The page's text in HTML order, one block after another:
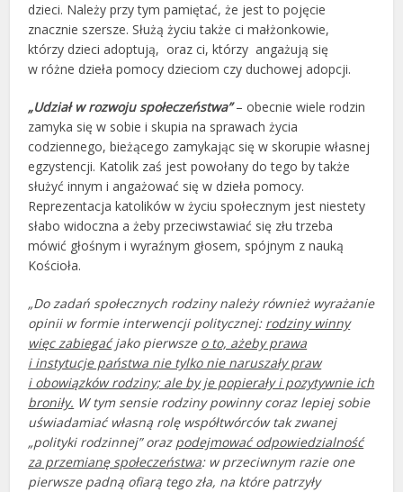
dzieci. Należy przy tym pamiętać, że jest to pojęcie
znacznie szersze. Służą życiu także ci małżonkowie,
którzy dzieci adoptują, oraz ci, którzy angażują się
w różne dzieła pomocy dzieciom czy duchowej adopcji.
„Udział w rozwoju społeczeństwa”– obecnie wiele rodzin
zamyka się w sobie i skupia na sprawach życia
codziennego, bieżącego zamykając się w skorupie własnej
egzystencji. Katolik zaś jest powołany do tego by także
służyć innym i angażować się w dzieła pomocy.
Reprezentacja katolików w życiu społecznym jest niestety
słabo widoczna a żeby przeciwstawiać się złu trzeba
mówić głośnym i wyraźnym głosem, spójnym z nauką
Kościoła.
„Do zadań społecznych rodziny należy również wyrażanie
opinii w formie interwencji politycznej: rodziny winny
więc zabiegaćjako pierwsze o to, ażeby prawa
i instytucje państwa nie tylko nie naruszały praw
i obowiązków rodziny; ale by je popierały i pozytywnie ich
broniły. W tym sensie rodziny powinny coraz lepiej sobie
uświadamiać własną rolę współtwórców tak zwanej
„polityki rodzinnej” oraz podejmować odpowiedzialność
za przemianę społeczeństwa: w przeciwnym razie one
pierwsze padną ofiarą tego zła, na które patrzyły